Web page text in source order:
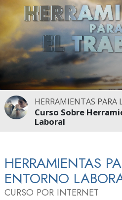
HERRAMIENTAS PARA
Curso Sobre
Laboral
HERRAMIENTAS
ENTORNO
CURSO POR INTERNET